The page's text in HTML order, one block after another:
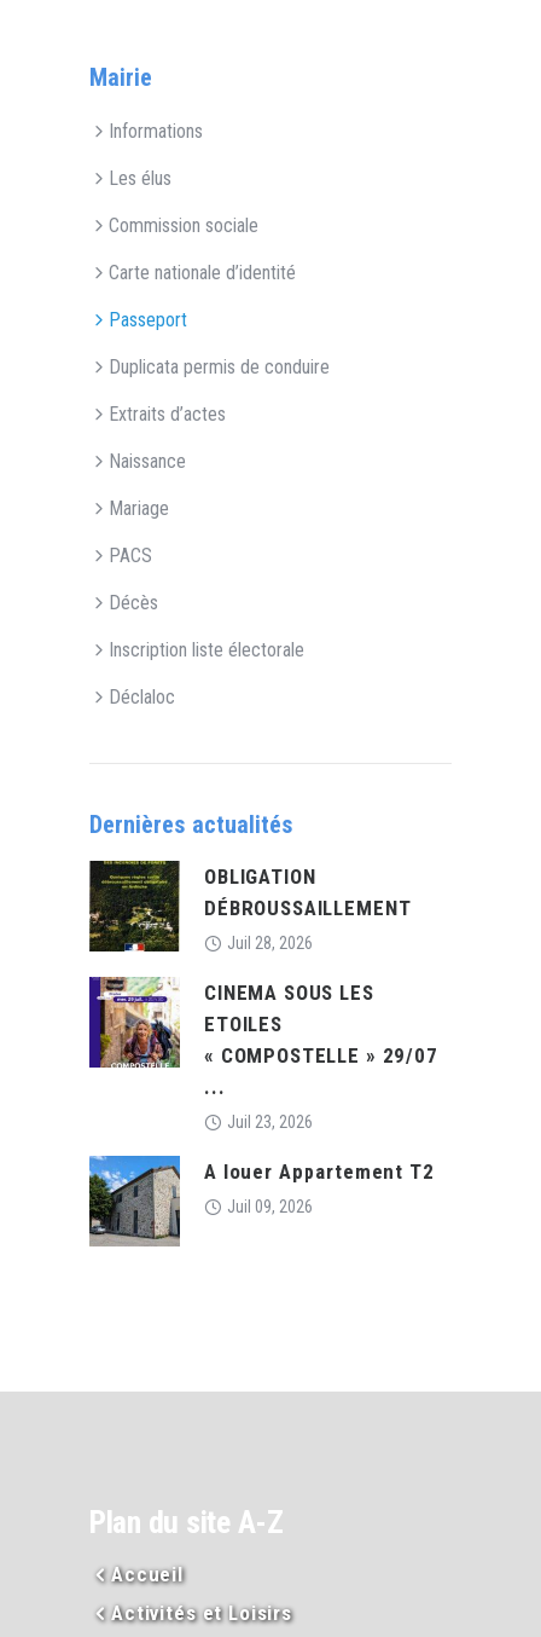
Mairie
Informations
Les élus
Commission sociale
Carte nationale d’identité
Passeport
Duplicata permis de conduire
Extraits d’actes
Naissance
Mariage
PACS
Décès
Inscription liste électorale
Déclaloc
Dernières actualités
OBLIGATION
DÉBROUSSAILLEMENT
Juil 28, 2026
CINEMA SOUS LES
ETOILES
« COMPOSTELLE » 29/07
...
Juil 23, 2026
A louer Appartement T2
Juil 09, 2026
Plan du site A-Z
Accueil
Activités et Loisirs